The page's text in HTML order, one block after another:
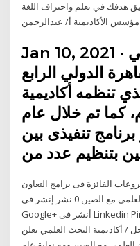
تحقيق هدفك في تعلم واحتراف اللغة
مؤسس الأكاديمية أ/ عبدالرحمن
Jan 10, 2021 · كما كانت دولة الصين هي
الدولي الرابع
عام 2017 والذي تنظمه أكاديمية
كما تم خلال عام
برنامج تنفيذى بين
بتنظيم عدد من
الفائزة فى برامج التعاون
العلمى مع الصين 0 نشر إنشر فى Twitter إنشر فى Facebook إنشر فى
Google+ أنشر فى Linkedin Pin this Post Share on Tumblr إنشرها
/ أكاديمية البحث العلمي تعلن